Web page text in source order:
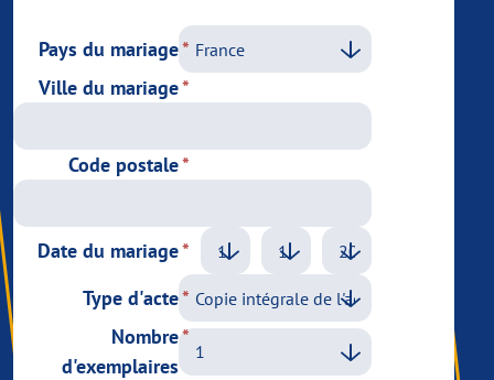
Pays du mariage
Ville du mariage
Code postale
Date du mariage
Type d'acte
Nombre
d'exemplaires